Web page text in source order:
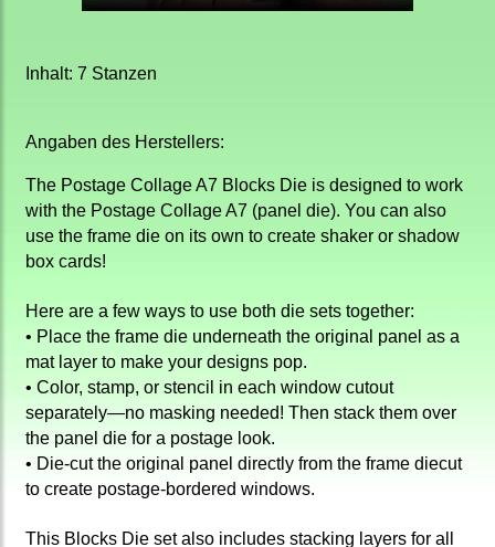
Inhalt: 7 Stanzen
Angaben des Herstellers:
The Postage Collage A7 Blocks Die is designed to work
with the Postage Collage A7 (panel die). You can also
use the frame die on its own to create shaker or shadow
box cards!
Here are a few ways to use both die sets together:
• Place the frame die underneath the original panel as a
mat layer to make your designs pop.
• Color, stamp, or stencil in each window cutout
separately—no masking needed! Then stack them over
the panel die for a postage look.
• Die-cut the original panel directly from the frame diecut
to create postage-bordered windows.
This Blocks Die set also includes stacking layers for all